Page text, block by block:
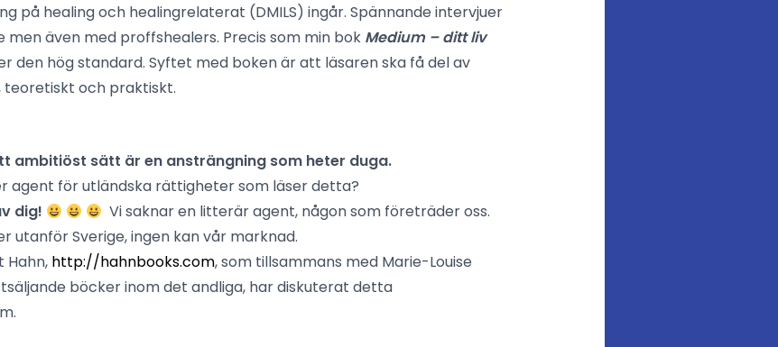
på healing och healingrelaterat (DMILS) ingår. Spännande intervjuer
även med proffshealers. Precis som min bok Medium – ditt liv
den hög standard. Syftet med boken är att läsaren ska få del av
och praktiskt.
ambitiöst sätt är en ansträngning som heter duga.
agent för utländska rättigheter som läser detta?
dig!
Vi saknar en litterär agent, någon som företräder oss.
utanför Sverige, ingen kan vår marknad.
Hahn, http://hahnbooks.com, som tillsammans med Marie-Louise
böcker inom det andliga, har diskuterat detta